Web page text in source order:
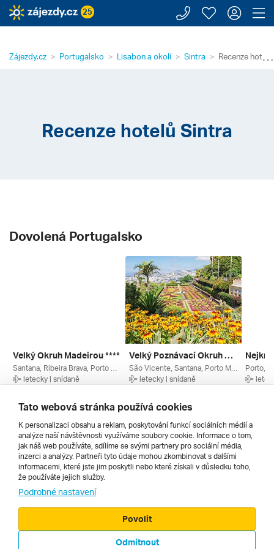
25 Zavolejte
Moje
⋯
Zájezdy.cz Portugalsko Lisabon a okolí Sintra Recenze
Recenze hotelů Sintra
Dovolená Portugalsko
Velký Okruh Madeirou ****
letecky | snídaně
31 499 Kč
Velký Poznávací Okruh Madeirou ***
letecky | snídaně
37 990 Kč
Všechny
Cestopisy
Tato webová stránka používá cookies
K personalizaci obsahu a reklam, poskytování funkcí sociálních médií a
analýze naší návštěvnosti využíváme soubory cookie. Informace o tom,
jak náš web používáte, sdílíme se svými partnery pro sociální média,
inzerci a analýzy. Partneři tyto údaje mohou zkombinovat s dalšími
informacemi, které jste jim poskytli nebo které získali v důsledku toho,
že používáte jejich služby.
Podrobné nastavení
Odmítnout
Povolit